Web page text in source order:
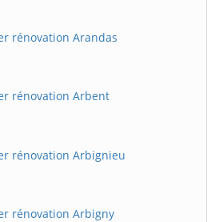
rénovation Arandas
rénovation Arbent
rénovation Arbignieu
rénovation Arbigny